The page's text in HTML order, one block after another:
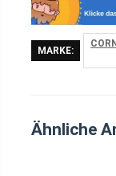
MARKE:
Ähnliche